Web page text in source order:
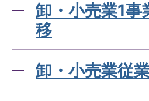
卸・小売業1
移
卸・小売業従